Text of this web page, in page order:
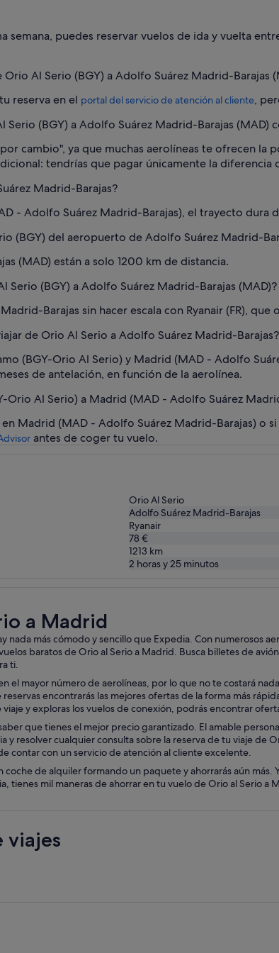
semana, puedes reservar vuelos de ida y vuelta
Al Serio (BGY) a Adolfo Suárez Madrid-Barajas
reserva en el portal del servicio de atención al cliente,
(BGY) a Adolfo Suárez Madrid-Barajas (MAD)
cambio", ya que muchas aerolíneas te ofrecen la
tendrías que pagar únicamente la
Madrid-Barajas?
- Adolfo Suárez Madrid-Barajas), el trayecto dura
(BGY) del aeropuerto de Adolfo Suárez Madrid-
(MAD) están a solo 1200 km de distancia.
(BGY) a Adolfo Suárez Madrid-Barajas (MAD)?
Barajas sin hacer escala con Ryanair (FR), que
de Orio Al Serio a Adolfo Suárez Madrid-Barajas?
(BGY-Orio Al Serio) y Madrid (MAD - Adolfo
de antelación, en función de la aerolínea.
Orio Al Serio) a Madrid (MAD - Adolfo Suárez
Madrid (MAD - Adolfo Suárez Madrid-Barajas) o
antes de coger tu vuelo.
Orio Al Serio
Adolfo Suárez Madrid-Barajas
Ryanair
78 €
1213 km
2 horas y 25 minutos
a Madrid
nada más cómodo y sencillo que Expedia. Con numerosos
baratos de Orio al Serio a Madrid. Busca billetes de
ti.
el mayor número de aerolíneas, por lo que no te costará
encontrarás las mejores ofertas de la forma más
y exploras los vuelos de conexión, podrás encontrar
que tienes el mejor precio garantizado. El amable
y resolver cualquier consulta sobre la reserva de tu viaje de
contar con un servicio de atención al cliente excelente.
de alquiler formando un paquete y ahorrarás aún
tienes mil maneras de ahorrar en tu vuelo de Orio al Serio a
viajes